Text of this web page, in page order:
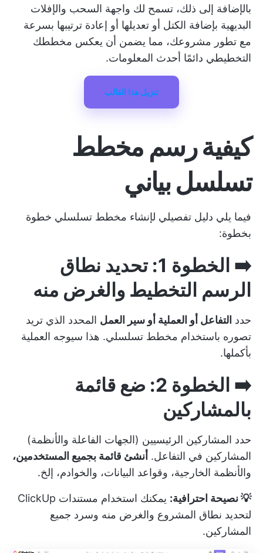
بالإضافة إلى ذلك، تسمح لك واجهة السحب والإفلات
البديهية بإضافة الكتل أو تعديلها أو إعادة ترتيبها بسرعة
مع تطور مشروعك، مما يضمن أن يعكس مخططك
التخطيطي دائمًا أحدث المعلومات.
تنزيل هذا القالب
كيفية رسم مخطط
تسلسل بياني
فيما يلي دليل تفصيلي لإنشاء مخطط تسلسلي خطوة
بخطوة:
➡️ الخطوة 1: تحديد نطاق
الرسم التخطيط والغرض منه
حدد التفاعل أو العملية أو سير العمل المحدد الذي تريد
تصوره باستخدام مخطط تسلسلي. هذا سيوجه العملية
بأكملها.
➡️ الخطوة 2: ضع قائمة
بالمشاركين
حدد المشاركين الرئيسيين (الجهات الفاعلة والأنظمة)
المشاركين في التفاعل. أنشئ قائمة بجميع المستخدمين،
والأنظمة الخارجية، وقواعد البيانات، والخوادم، إلخ.
💡 نصيحة احترافية: يمكنك استخدام مستندات ClickUp
لتحديد نطاق المشروع والغرض منه وسرد جميع
المشاركين.